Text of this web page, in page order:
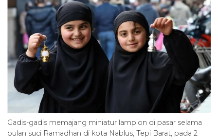
Gadis-gadis memajang miniatur lampion di pasar selama
bulan suci Ramadhan di kota Nablus, Tepi Barat, pada 2